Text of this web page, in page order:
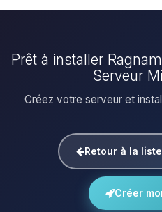
Prêt à installer
Serveur
Créez votre serveur et
Retour à la
Créer